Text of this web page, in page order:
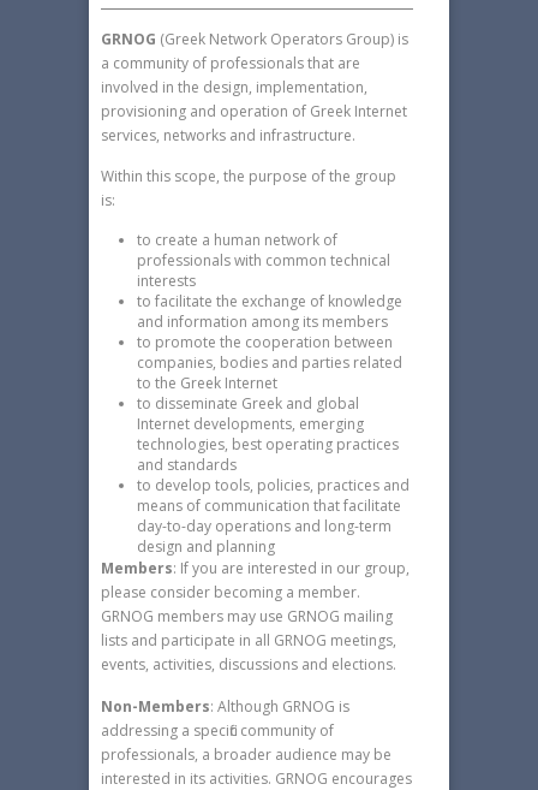
GRNOG (Greek Network Operators Group) is
a community of professionals that are
involved in the design, implementation,
provisioning and operation of Greek Internet
services, networks and infrastructure.
Within this scope, the purpose of the group
is:
to create a human network of
professionals with common technical
interests
to facilitate the exchange of knowledge
and information among its members
to promote the cooperation between
companies, bodies and parties related
to the Greek Internet
to disseminate Greek and global
Internet developments, emerging
technologies, best operating practices
and standards
to develop tools, policies, practices and
means of communication that facilitate
day-to-day operations and long-term
design and planning
Members: If you are interested in our group,
please consider becoming a member.
GRNOG members may use GRNOG mailing
lists and participate in all GRNOG meetings,
events, activities, discussions and elections.
Non-Members: Although GRNOG is
addressing a specific community of
professionals, a broader audience may be
interested in its activities. GRNOG encourages